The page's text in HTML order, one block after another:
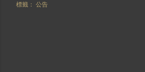
標籤： 公告